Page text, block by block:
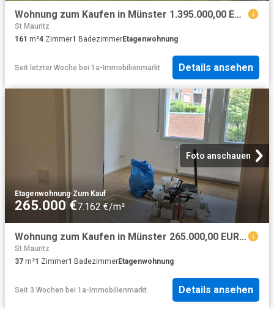
Wohnung zum Kaufen in Münster 1.395.000,00 EUR 161 m²
St Mauritz
161 m²4 Zimmer1 BadezimmerEtagenwohnung
Seit letzter Woche bei 1a-Immobilienmarkt Details ansehen
Foto anschauen
Etagenwohnung·Zum Kauf
265.000 €7.162 €/m²
Wohnung zum Kaufen in Münster 265.000,00 EUR 37 m²
St Mauritz
37 m²1 Zimmer1 BadezimmerEtagenwohnung
Seit 3 Wochen bei 1a-Immobilienmarkt Details ansehen